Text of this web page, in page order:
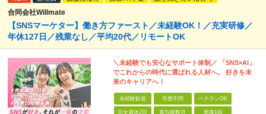
合同会社Willmate
【SNSマーケター】働き方ファースト／未経験OK！／充実研修／
年休127日／残業なし／平均20代／リモートOK
＼未経験でも安心なサポート体制／ 「SNS×AI」
でこれからの時代に選ばれる人材へ。 好きを未
来のキャリアへ！
未経験歓迎 学歴不問 ベテランOK
完全週休2日 賞与複数月 面接1回